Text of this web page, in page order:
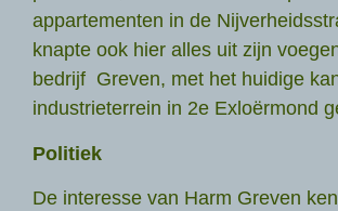
appartementen in de
knapte ook hier alles uit zijn
bedrijf Greven, met het huidige
industrieterrein in 2e Exloërmond
Politiek
De interesse van Harm Greven